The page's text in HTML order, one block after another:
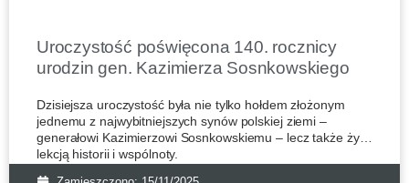
Uroczystość poświęcona 140. rocznicy
urodzin gen. Kazimierza Sosnkowskiego
Dzisiejsza uroczystość była nie tylko hołdem złożonym
jednemu z najwybitniejszych synów polskiej ziemi –
generałowi Kazimierzowi Sosnkowskiemu – lecz także żywą
lekcją historii i wspólnoty.